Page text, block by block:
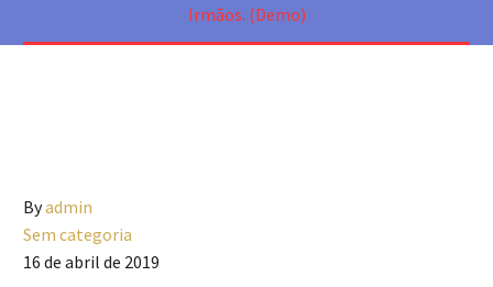
Irmãos. (Demo)
Byadmin
Sem categoria
16 de abril de 2019